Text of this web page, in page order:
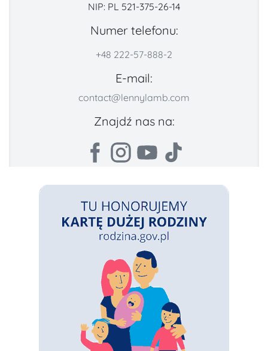
NIP: PL 521-375-26-14
Numer telefonu:
+48 222-57-888-2
E-mail:
contact@lennylamb.com
Znajdź nas na: